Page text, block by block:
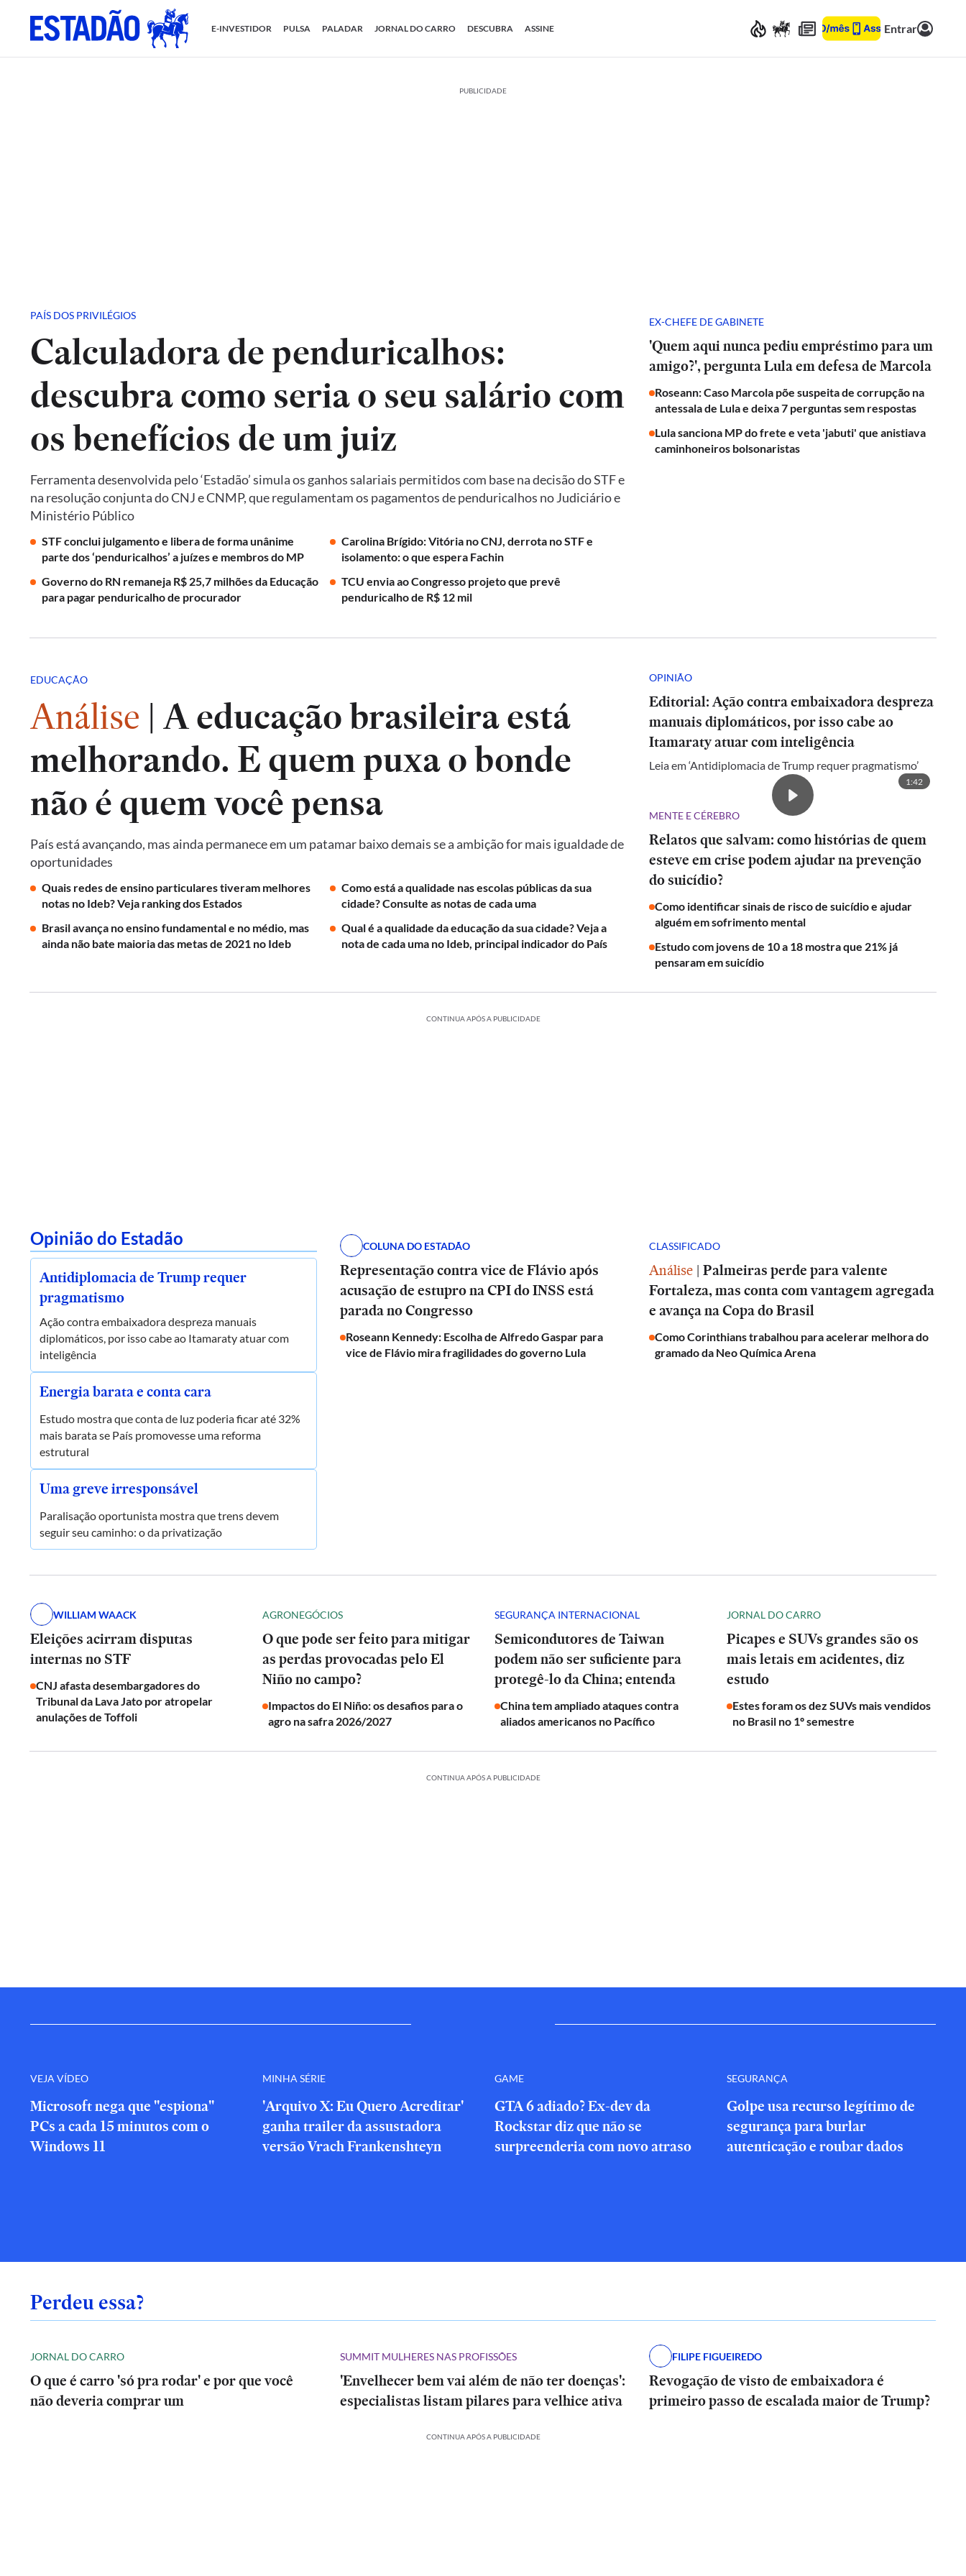
E-INVESTIDOR PULSA PALADAR JORNAL DO CARRO DESCUBRA ASSINE Entrar
PUBLICIDADE
PAÍS DOS PRIVILÉGIOS
Calculadora de penduricalhos:
descubra como seria o seu salário com
os benefícios de um juiz
Ferramenta desenvolvida pelo ‘Estadão’ simula os ganhos salariais permitidos com base na decisão do STF e
na resolução conjunta do CNJ e CNMP, que regulamentam os pagamentos de penduricalhos no Judiciário e
Ministério Público
STF conclui julgamento e libera de forma unânime
parte dos ‘penduricalhos’ a juízes e membros do MP
Carolina Brígido: Vitória no CNJ, derrota no STF e
isolamento: o que espera Fachin
Governo do RN remaneja R$ 25,7 milhões da Educação
para pagar penduricalho de procurador
TCU envia ao Congresso projeto que prevê
penduricalho de R$ 12 mil
EX-CHEFE DE GABINETE
'Quem aqui nunca pediu empréstimo para um
amigo?', pergunta Lula em defesa de Marcola
Roseann: Caso Marcola põe suspeita de corrupção na
antessala de Lula e deixa 7 perguntas sem respostas
Lula sanciona MP do frete e veta 'jabuti' que anistiava
caminhoneiros bolsonaristas
EDUCAÇÃO
Análise | A educação brasileira está
melhorando. E quem puxa o bonde
não é quem você pensa
País está avançando, mas ainda permanece em um patamar baixo demais se a ambição for mais igualdade de
oportunidades
Quais redes de ensino particulares tiveram melhores
notas no Ideb? Veja ranking dos Estados
Como está a qualidade nas escolas públicas da sua
cidade? Consulte as notas de cada uma
Brasil avança no ensino fundamental e no médio, mas
ainda não bate maioria das metas de 2021 no Ideb
Qual é a qualidade da educação da sua cidade? Veja a
nota de cada uma no Ideb, principal indicador do País
OPINIÃO
Editorial: Ação contra embaixadora despreza
manuais diplomáticos, por isso cabe ao
Itamaraty atuar com inteligência
Leia em ‘Antidiplomacia de Trump requer pragmatismo’
1:42
MENTE E CÉREBRO
Relatos que salvam: como histórias de quem
esteve em crise podem ajudar na prevenção
do suicídio?
Como identificar sinais de risco de suicídio e ajudar
alguém em sofrimento mental
Estudo com jovens de 10 a 18 mostra que 21% já
pensaram em suicídio
CONTINUA APÓS A PUBLICIDADE
Opinião do Estadão
Antidiplomacia de Trump requer
pragmatismo
Ação contra embaixadora despreza manuais
diplomáticos, por isso cabe ao Itamaraty atuar com
inteligência
Energia barata e conta cara
Estudo mostra que conta de luz poderia ficar até 32%
mais barata se País promovesse uma reforma
estrutural
Uma greve irresponsável
Paralisação oportunista mostra que trens devem
seguir seu caminho: o da privatização
COLUNA DO ESTADÃO
Representação contra vice de Flávio após
acusação de estupro na CPI do INSS está
parada no Congresso
Roseann Kennedy: Escolha de Alfredo Gaspar para
vice de Flávio mira fragilidades do governo Lula
CLASSIFICADO
Análise | Palmeiras perde para valente
Fortaleza, mas conta com vantagem agregada
e avança na Copa do Brasil
Como Corinthians trabalhou para acelerar melhora do
gramado da Neo Química Arena
WILLIAM WAACK
Eleições acirram disputas
internas no STF
CNJ afasta desembargadores do
Tribunal da Lava Jato por atropelar
anulações de Toffoli
AGRONEGÓCIOS
O que pode ser feito para mitigar
as perdas provocadas pelo El
Niño no campo?
Impactos do El Niño: os desafios para o
agro na safra 2026/2027
SEGURANÇA INTERNACIONAL
Semicondutores de Taiwan
podem não ser suficiente para
protegê-lo da China; entenda
China tem ampliado ataques contra
aliados americanos no Pacífico
JORNAL DO CARRO
Picapes e SUVs grandes são os
mais letais em acidentes, diz
estudo
Estes foram os dez SUVs mais vendidos
no Brasil no 1º semestre
CONTINUA APÓS A PUBLICIDADE
VEJA VÍDEO
Microsoft nega que "espiona"
PCs a cada 15 minutos com o
Windows 11
MINHA SÉRIE
'Arquivo X: Eu Quero Acreditar'
ganha trailer da assustadora
versão Vrach Frankenshteyn
GAME
GTA 6 adiado? Ex-dev da
Rockstar diz que não se
surpreenderia com novo atraso
SEGURANÇA
Golpe usa recurso legítimo de
segurança para burlar
autenticação e roubar dados
Perdeu essa?
JORNAL DO CARRO
O que é carro 'só pra rodar' e por que você
não deveria comprar um
SUMMIT MULHERES NAS PROFISSÕES
'Envelhecer bem vai além de não ter doenças':
especialistas listam pilares para velhice ativa
FILIPE FIGUEIREDO
Revogação de visto de embaixadora é
primeiro passo de escalada maior de Trump?
CONTINUA APÓS A PUBLICIDADE